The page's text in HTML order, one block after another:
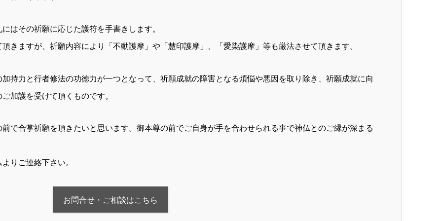
はその祈願に応じた護符を手書きします。
きますが、祈願内容により「不動護摩」や「慧印護摩」、「愛染護摩」等も厳法させて頂きます。
持力と行者修法の功徳力が一つとなって、祈願成就の障害となる煩悩や悪因を取り除き、祈願成就に向
加護を受けて頂くものです。
で合掌祈願を頂きたいと思います。御本尊の前でご自身が手を合わせられる事で神仏とのご縁が深まる
よりご連絡下さい。
お問合せ・ご相談はこちら